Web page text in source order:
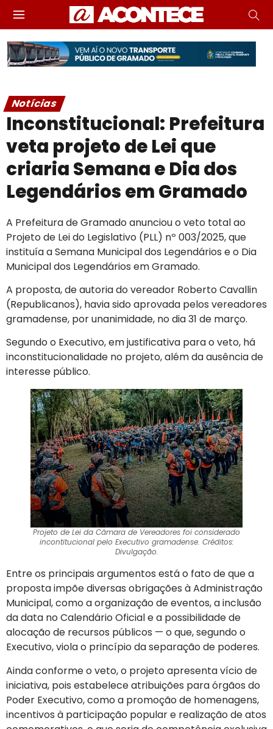
Notícias
Inconstitucional: Prefeitura
veta projeto de Lei que
criaria Semana e Dia dos
Legendários em Gramado
A Prefeitura de Gramado anunciou o veto total ao
Projeto de Lei do Legislativo (PLL) nº 003/2025, que
instituía a Semana Municipal dos Legendários e o Dia
Municipal dos Legendários em Gramado.
A proposta, de autoria do vereador Roberto Cavallin
(Republicanos), havia sido aprovada pelos vereadores
gramadense, por unanimidade, no dia 31 de março.
Segundo o Executivo, em justificativa para o veto, há
inconstitucionalidade no projeto, além da ausência de
interesse público.
Projeto de Lei da Câmara de Vereadores foi considerado
incontitucional pelo Executivo gramadense. Créditos:
Divulgação.
Entre os principais argumentos está o fato de que a
proposta impõe diversas obrigações à Administração
Municipal, como a organização de eventos, a inclusão
da data no Calendário Oficial e a possibilidade de
alocação de recursos públicos — o que, segundo o
Executivo, viola o princípio da separação de poderes.
Ainda conforme o veto, o projeto apresenta vício de
iniciativa, pois estabelece atribuições para órgãos do
Poder Executivo, como a promoção de homenagens,
incentivos à participação popular e realização de atos